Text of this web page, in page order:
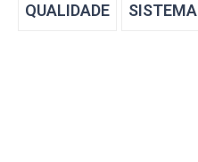
QUALIDADE SISTEMA